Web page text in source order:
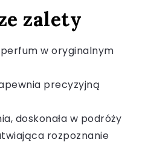
zalety
w oryginalnym
precyzyjną
doskonała w podróży
rozpoznanie